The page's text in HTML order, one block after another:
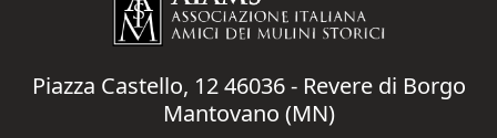
Piazza Castello, 12 46036 - Revere di Borgo
Mantovano (MN)